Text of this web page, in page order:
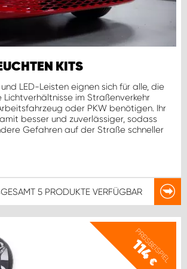
KITS
LED-Leisten eignen sich für alle, die
Lichtverhältnisse im Straßenverkehr
oder PKW benötigen. Ihr
besser und zuverlässiger, sodass
Gefahren auf der Straße schneller
5 PRODUKTE VERFÜGBAR
PREISBEISPIEL
114
€